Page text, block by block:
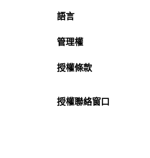
語言
管理權
授權條款
授權聯絡窗口